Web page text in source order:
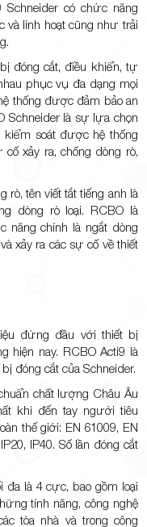
có chức năng
và linh hoạt cũng như trải
đóng cắt, điều khiển, tự
phục vụ đa dạng mọi
thống được đảm bảo an
Schneider là sự lựa chọn
kiểm soát được hệ thống
xảy ra, chống dòng rò,
rò, tên viết tắt tiếng anh là
dòng rò loại. RCBO là
năng chính là ngắt dòng
xảy ra các sự cố về thiết
đứng đầu với thiết bị
hiện nay. RCBO Acti9 là
đóng cắt của Schneider.
chất lượng Châu Âu
khi đến tay người tiêu
thế giới: EN 61009, EN
IP40. Số lần đóng cắt
là 4 cực, bao gồm loại
tính năng, công nghệ
tòa nhà và trong công